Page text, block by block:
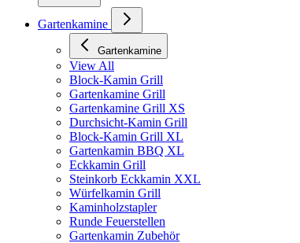
Gartenkamine
Gartenkamine
View All
Block-Kamin Grill
Gartenkamine Grill
Gartenkamine Grill XS
Durchsicht-Kamin Grill
Block-Kamin Grill XL
Gartenkamin BBQ XL
Eckkamin Grill
Steinkorb Eckkamin XXL
Würfelkamin Grill
Kaminholzstapler
Runde Feuerstellen
Gartenkamin Zubehör